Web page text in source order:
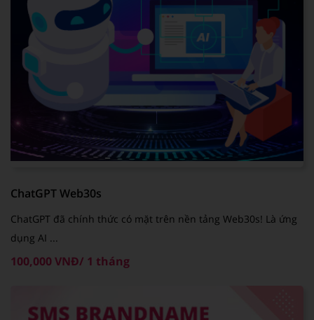
ChatGPT Web30s
ChatGPT đã chính thức có mặt trên nền tảng Web30s! Là ứng
dụng AI ...
100,000 VNĐ/ 1 tháng